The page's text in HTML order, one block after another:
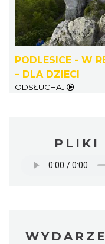
PODLESICE - W
– DLA DZIECI
ODSŁUCHAJ
PLIKI